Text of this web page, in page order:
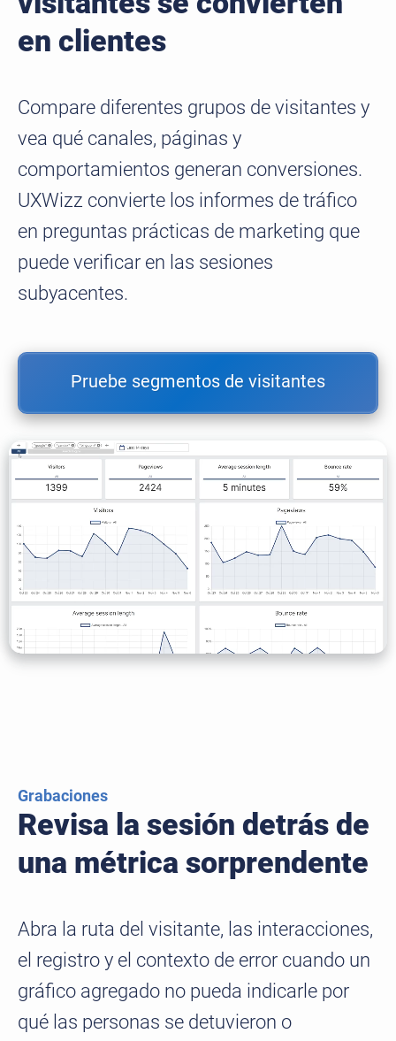
en clientes
Compare diferentes grupos de visitantes y
vea qué canales, páginas y
comportamientos generan conversiones.
UXWizz convierte los informes de tráfico
en preguntas prácticas de marketing que
puede verificar en las sesiones
subyacentes.
Pruebe segmentos de visitantes
Grabaciones
Revisa la sesión detrás de
una métrica sorprendente
Abra la ruta del visitante, las interacciones,
el registro y el contexto de error cuando un
gráfico agregado no pueda indicarle por
qué las personas se detuvieron o